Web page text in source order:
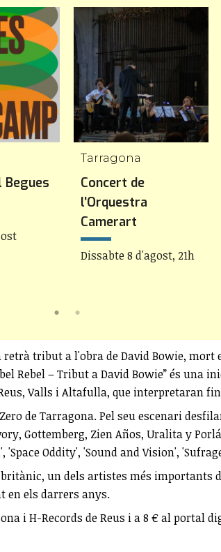
Begues
Tarragona
Concert de
l’Orquestra
Camerart
Dissabte 8 d'agost, 21h
tribut a l'obra de David Bowie, mort
Rebel – Tribut a David Bowie” és una
Valls i Altafulla, que interpretaran
de Tarragona. Pel seu escenari
Gottemberg, Zien Años, Uralita y
Oddity', 'Sound and Vision',
un dels artistes més
en els darrers anys.
i H-Records de Reus i a 8 € al portal